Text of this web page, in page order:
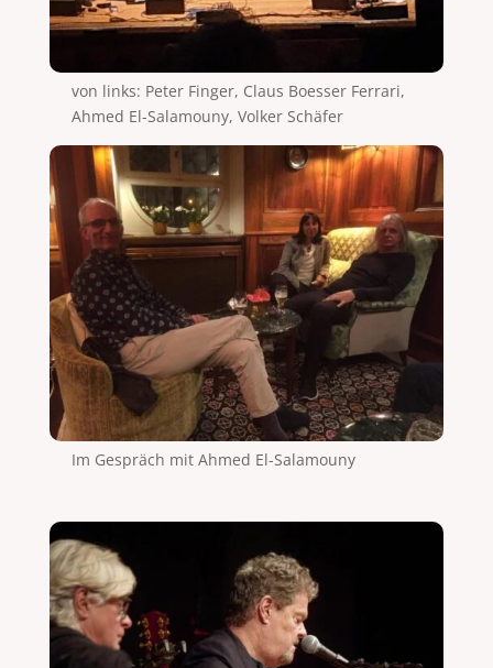
von links: Peter Finger, Claus Boesser Ferrari,
Ahmed El-Salamouny, Volker Schäfer
Im Gespräch mit Ahmed El-Salamouny